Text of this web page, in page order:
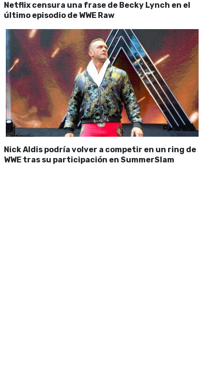
Netflix censura una frase de Becky Lynch en el
último episodio de WWE Raw
Nick Aldis podría volver a competir en un ring de
WWE tras su participación en SummerSlam